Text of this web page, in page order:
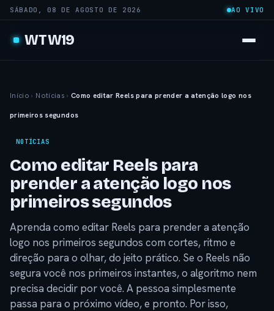
SÁBADO, 08 DE AGOSTO DE 2026 AO VIVO
WTW19
Início › Notícias › Como editar Reels para prender a atenção logo nos
primeiros segundos
NOTÍCIAS
Como editar Reels para
prender a atenção logo nos
primeiros segundos
Aprenda como editar Reels para prender a atenção
logo nos primeiros segundos com cortes, ritmo e
direção para o olhar, do jeito prático. Se o Reels não
segura você nos primeiros instantes, o algoritmo nem
precisa decidir por você. A pessoa simplesmente
passa para o próximo vídeo, e pronto. Por isso,